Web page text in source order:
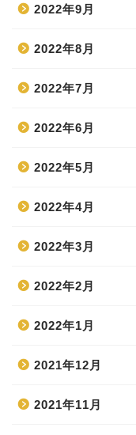
2022年9月
2022年8月
2022年7月
2022年6月
2022年5月
2022年4月
2022年3月
2022年2月
2022年1月
2021年12月
2021年11月